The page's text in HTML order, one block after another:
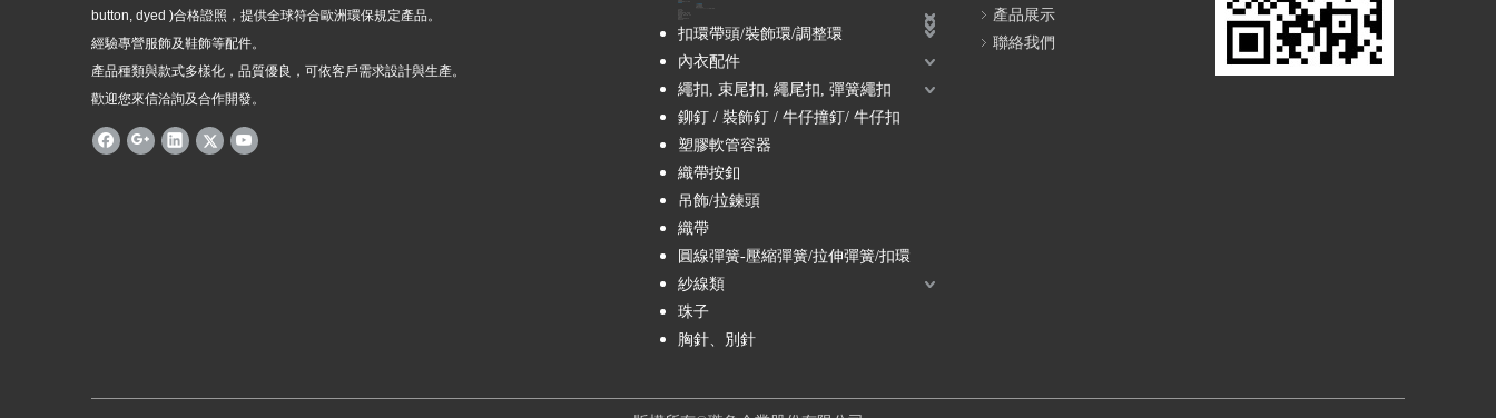
button, dyed )合格證照，提供全球符合歐洲環保規定產品。
經驗專營服飾及鞋飾等配件。
產品種類與款式多樣化，品質優良，可依客戶需求設計與生產。
歡迎您來信洽詢及合作開發。
扣環帶頭/裝飾環/調整環
內衣配件
繩扣, 束尾扣, 繩尾扣, 彈簧繩扣
鉚釘 / 裝飾釘 / 牛仔撞釘/ 牛仔扣
塑膠軟管容器
織帶按釦
吊飾/拉鍊頭
織帶
圓線彈簧-壓縮彈簧/拉伸彈簧/扣環
紗線類
珠子
胸針、別針
產品展示
聯絡我們